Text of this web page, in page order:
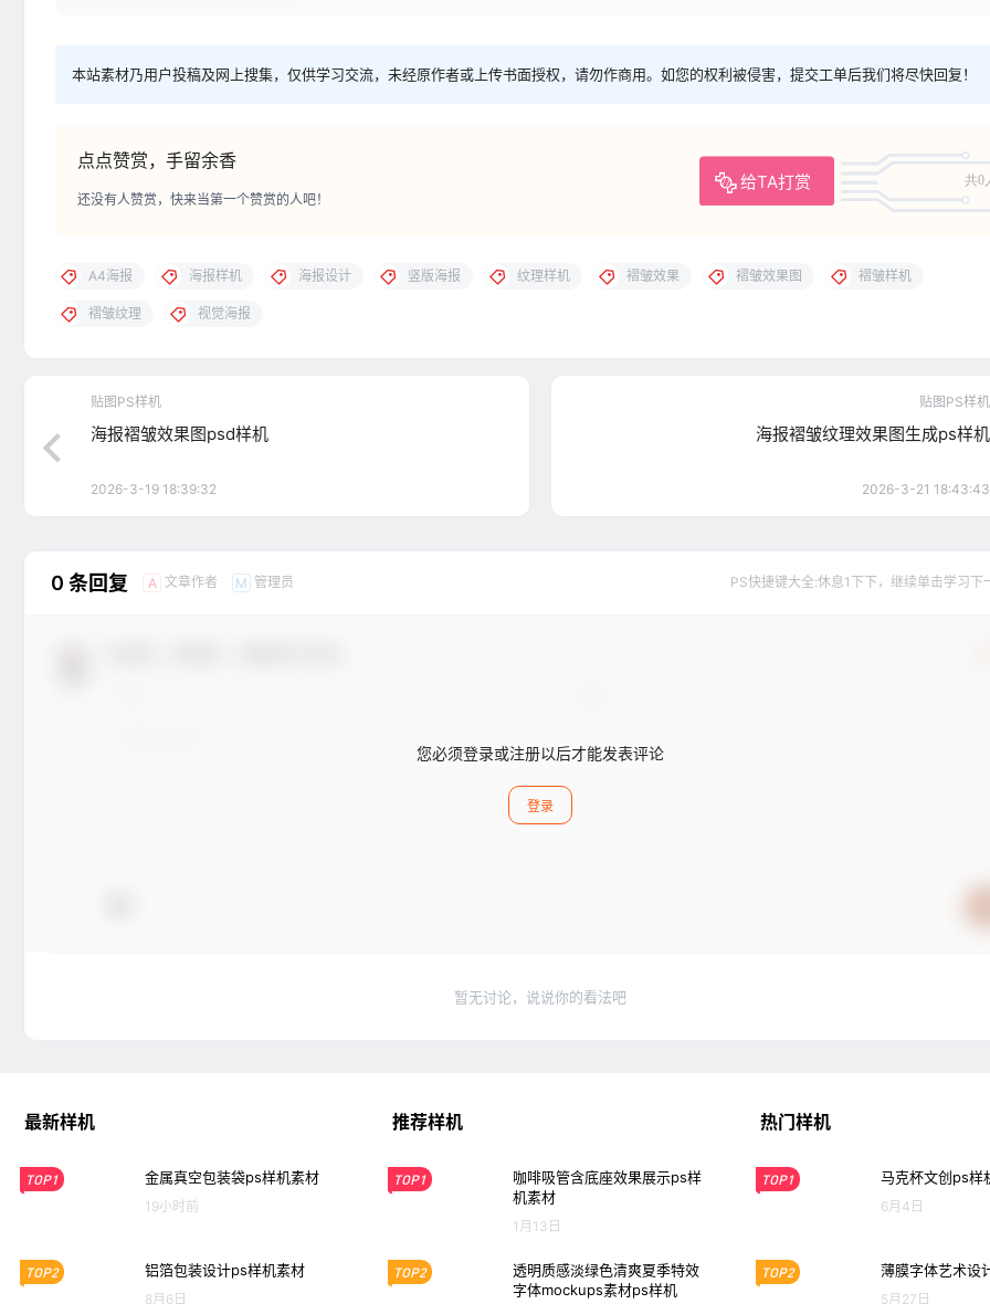
本站素材乃用户投稿及网上搜集，仅供学习交流，未经原作者或上传书面授权，请勿作商用。如您的权利被侵害，提交工单后我们将尽快回复！
点点赞赏，手留余香
给TA打赏 共0
还没有人赞赏，快来当第一个赞赏的人吧！
A4海报 海报样机 海报设计 竖版海报 纹理样机 褶皱效果 褶皱效果图 褶皱样机
褶皱纹理 视觉海报
贴图PS样机
海报褶皱效果图psd样机
2026-3-19 18:39:32
贴图PS样机
海报褶皱纹理效果图生成ps样机
2026-3-21 18:43:43
0 条回复 A 文章作者 M 管理员 PS快捷键大全:休息1下下，继续单击学习下
您必须登录或注册以后才能发表评论
登录
暂无讨论，说说你的看法吧
最新样机
TOP1 金属真空包装袋ps样机素材
19小时前
TOP2 铝箔包装设计ps样机素材
8月6日
推荐样机
TOP1
咖啡吸管含底座效果展示ps样
机素材
1月13日
TOP2
透明质感淡绿色清爽夏季特效
字体mockups素材ps样机
热门样机
TOP1 马克杯文创ps样
6月4日
TOP2 薄膜字体艺术设
5月27日